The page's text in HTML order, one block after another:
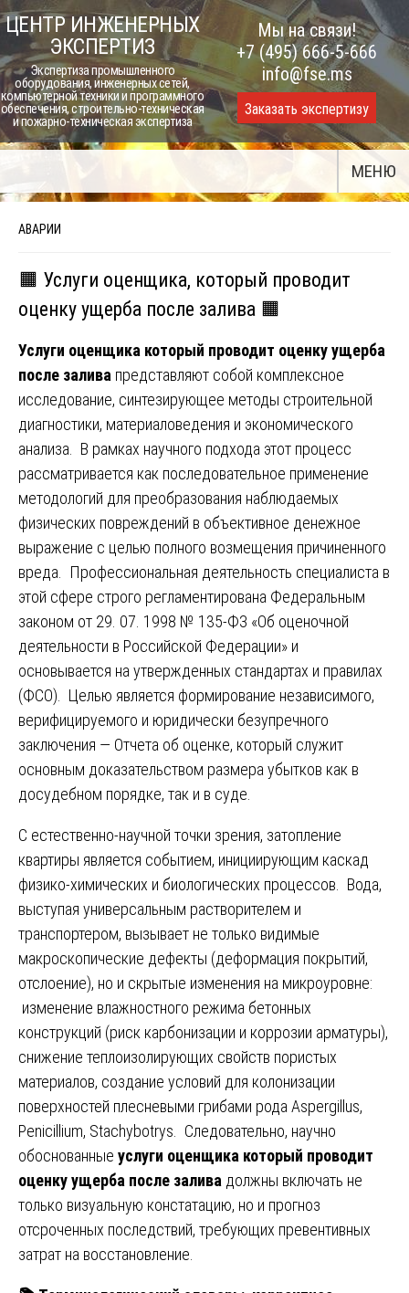
Skip
to
content
ЦЕНТР ИНЖЕНЕРНЫХ
ЭКСПЕРТИЗ
Экспертиза промышленного
оборудования, инженерных сетей,
компьютерной техники и программного
обеспечения, строительно-техническая
и пожарно-техническая экспертиза
Мы на связи!
+7 (495) 666-5-666
info@fse.ms
Заказать экспертизу
МЕНЮ
АВАРИИ
🟧 Услуги оценщика, который проводит
оценку ущерба после залива 🟧
Услуги оценщика который проводит оценку ущерба
после залива представляют собой комплексное
исследование, синтезирующее методы строительной
диагностики, материаловедения и экономического
анализа. В рамках научного подхода этот процесс
рассматривается как последовательное применение
методологий для преобразования наблюдаемых
физических повреждений в объективное денежное
выражение с целью полного возмещения причиненного
вреда. Профессиональная деятельность специалиста в
этой сфере строго регламентирована Федеральным
законом от 29. 07. 1998 № 135-ФЗ «Об оценочной
деятельности в Российской Федерации» и
основывается на утвержденных стандартах и правилах
(ФСО). Целью является формирование независимого,
верифицируемого и юридически безупречного
заключения — Отчета об оценке, который служит
основным доказательством размера убытков как в
досудебном порядке, так и в суде.
С естественно-научной точки зрения, затопление
квартиры является событием, инициирующим каскад
физико-химических и биологических процессов. Вода,
выступая универсальным растворителем и
транспортером, вызывает не только видимые
макроскопические дефекты (деформация покрытий,
отслоение), но и скрытые изменения на микроуровне:
изменение влажностного режима бетонных
конструкций (риск карбонизации и коррозии арматуры),
снижение теплоизолирующих свойств пористых
материалов, создание условий для колонизации
поверхностей плесневыми грибами рода Aspergillus,
Penicillium, Stachybotrys. Следовательно, научно
обоснованные услуги оценщика который проводит
оценку ущерба после залива должны включать не
только визуальную констатацию, но и прогноз
отсроченных последствий, требующих превентивных
затрат на восстановление.